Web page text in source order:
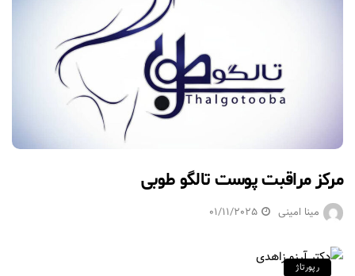
مرکز مراقبت پوست تالگو طوبی
مینا امینی 01/11/2025
رپورتاژ